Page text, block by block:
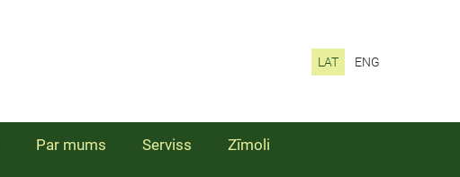
LAT ENG
Par mums Serviss Zīmoli